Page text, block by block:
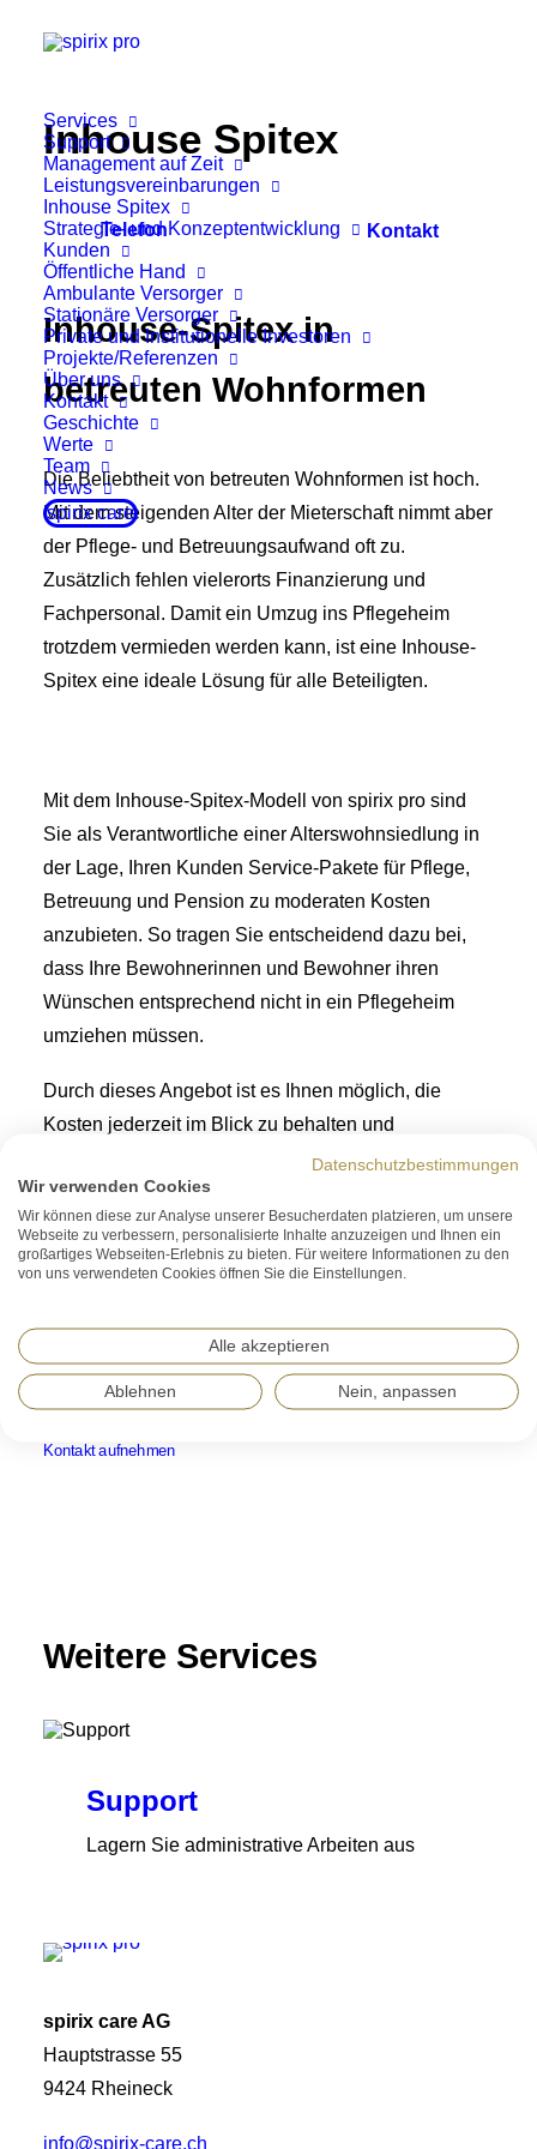
Services
Support
Management auf Zeit
Leistungsvereinbarungen
Inhouse Spitex
Strategie- und Konzeptentwicklung
Kunden
Öffentliche Hand
Ambulante Versorger
Stationäre Versorger
Private und Institutionelle Investoren
Projekte/Referenzen
Über uns
Kontakt
Geschichte
Werte
Team
News
spirix care
Inhouse Spitex
Telefon Kontakt
Inhouse-Spitex in
betreuten Wohnformen
Die Beliebtheit von betreuten Wohnformen ist hoch.
Mit dem steigenden Alter der Mieterschaft nimmt aber
der Pflege- und Betreuungsaufwand oft zu.
Zusätzlich fehlen vielerorts Finanzierung und
Fachpersonal. Damit ein Umzug ins Pflegeheim
trotzdem vermieden werden kann, ist eine Inhouse-
Spitex eine ideale Lösung für alle Beteiligten.
Mit dem Inhouse-Spitex-Modell von spirix pro sind
Sie als Verantwortliche einer Alterswohnsiedlung in
der Lage, Ihren Kunden Service-Pakete für Pflege,
Betreuung und Pension zu moderaten Kosten
anzubieten. So tragen Sie entscheidend dazu bei,
dass Ihre Bewohnerinnen und Bewohner ihren
Wünschen entsprechend nicht in ein Pflegeheim
umziehen müssen.
Durch dieses Angebot ist es Ihnen möglich, die
Kosten jederzeit im Blick zu behalten und
gleichzeitig einen bedarfsgerechten Service auf
höchstem Niveau sicherzustellen.
vereinbaren Sie einen
Besprechungstermin mit uns.
Kontakt aufnehmen
Weitere Services
Support
Lagern Sie administrative Arbeiten aus
Mehr dazu
spirix care AG
Hauptstrasse 55
9424 Rheineck
info@spirix-care.ch
Datenschutzbestimmungen
Wir verwenden Cookies
Wir können diese zur Analyse unserer Besucherdaten platzieren, um unsere
Webseite zu verbessern, personalisierte Inhalte anzuzeigen und Ihnen ein
großartiges Webseiten-Erlebnis zu bieten. Für weitere Informationen zu den
von uns verwendeten Cookies öffnen Sie die Einstellungen.
Alle akzeptieren
Ablehnen Nein, anpassen